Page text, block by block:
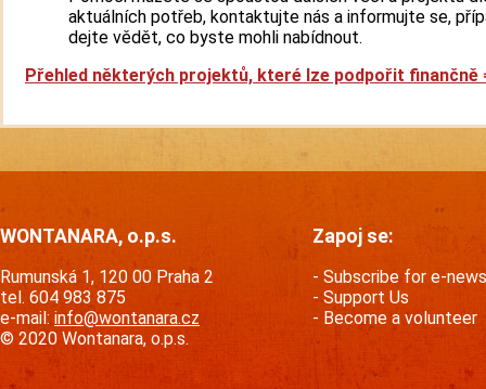
aktuálních potřeb, kontaktujte nás a informujte se,
dejte vědět, co byste mohli nabídnout.
Přehled některých projektů, které lze podpořit finančně
WONTANARA, o.p.s.
Rumunská 1, 120 00 Praha 2
tel. 604 983 875
e-mail: info@wontanara.cz
© 2020 Wontanara, o.p.s.
Zapoj se:
Subscribe for e-news
Support Us
Become a volunteer